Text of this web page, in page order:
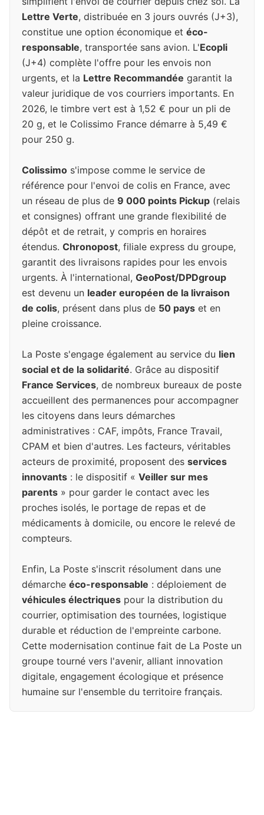
Lettre Verte, distribuée en 3 jours ouvrés (J+3),
constitue une option économique et éco-
responsable, transportée sans avion. L'Ecopli
(J+4) complète l'offre pour les envois non
urgents, et la Lettre Recommandée garantit la
valeur juridique de vos courriers importants. En
2026, le timbre vert est à 1,52 € pour un pli de
20 g, et le Colissimo France démarre à 5,49 €
pour 250 g.
Colissimo s'impose comme le service de
référence pour l'envoi de colis en France, avec
un réseau de plus de 9 000 points Pickup (relais
et consignes) offrant une grande flexibilité de
dépôt et de retrait, y compris en horaires
étendus. Chronopost, filiale express du groupe,
garantit des livraisons rapides pour les envois
urgents. À l'international, GeoPost/DPDgroup
est devenu un leader européen de la livraison
de colis, présent dans plus de 50 pays et en
pleine croissance.
La Poste s'engage également au service du lien
social et de la solidarité. Grâce au dispositif
France Services, de nombreux bureaux de poste
accueillent des permanences pour accompagner
les citoyens dans leurs démarches
administratives : CAF, impôts, France Travail,
CPAM et bien d'autres. Les facteurs, véritables
acteurs de proximité, proposent des services
innovants : le dispositif « Veiller sur mes
parents » pour garder le contact avec les
proches isolés, le portage de repas et de
médicaments à domicile, ou encore le relevé de
compteurs.
Enfin, La Poste s'inscrit résolument dans une
démarche éco-responsable : déploiement de
véhicules électriques pour la distribution du
courrier, optimisation des tournées, logistique
durable et réduction de l'empreinte carbone.
Cette modernisation continue fait de La Poste un
groupe tourné vers l'avenir, alliant innovation
digitale, engagement écologique et présence
humaine sur l'ensemble du territoire français.